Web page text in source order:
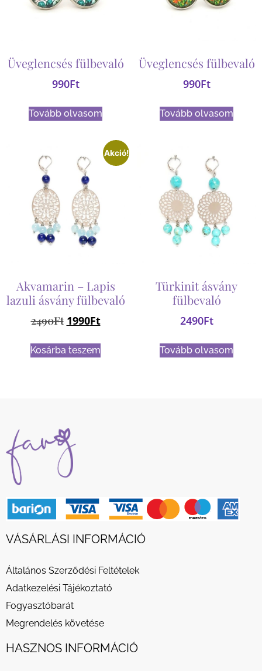
Üveglencsés fülbevaló
990Ft
Tovább olvasom
Üveglencsés fülbevaló
990Ft
Tovább olvasom
Akció!
Akvamarin – Lapis
lazuli ásvány fülbevaló
2490Ft 1990Ft
Kosárba teszem
Türkinit ásvány
fülbevaló
2490Ft
Tovább olvasom
VÁSÁRLÁSI INFORMÁCIÓ
Általános Szerződési Feltételek
Adatkezelési Tájékoztató
Fogyasztóbarát
Megrendelés követése
HASZNOS INFORMÁCIÓ